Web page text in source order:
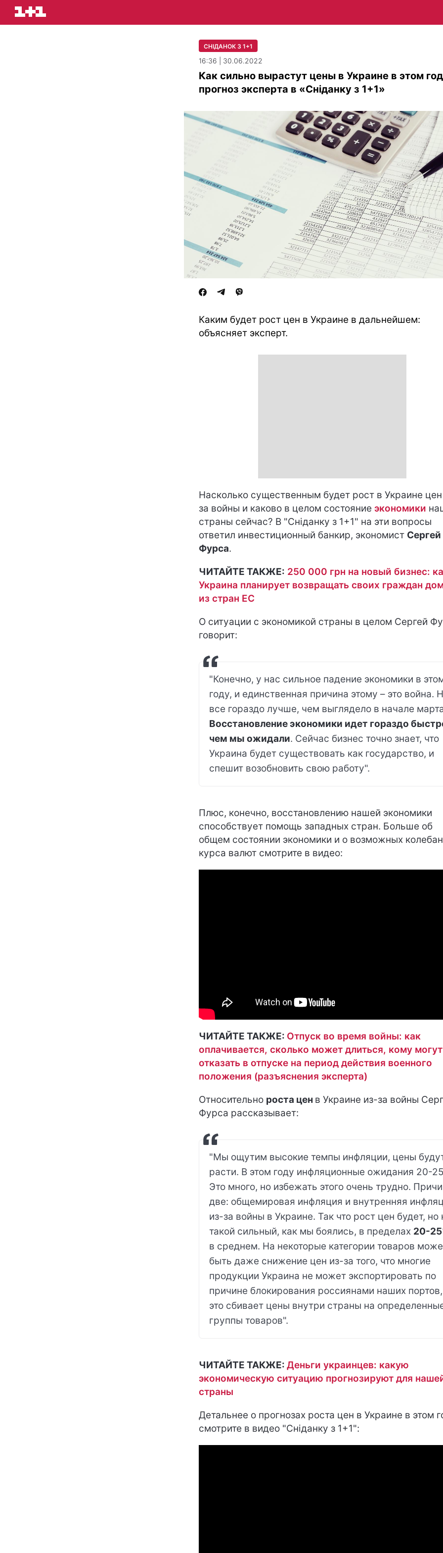
СНІДАНОК З 1+1
16:36 | 30.06.2022
Как сильно вырастут цены в Украине в этом
прогноз эксперта в «Сніданку з 1+1»
Каким будет рост цен в Украине в дальнейшем:
объясняет эксперт.
Насколько существенным будет рост в Украине
за войны и каково в целом состояние экономики
страны сейчас? В "Сніданку з 1+1" на эти вопросы
ответил инвестиционный банкир, экономист Сергей
Фурса.
ЧИТАЙТЕ ТАКЖЕ: 250 000 грн на новый бизнес:
Украина планирует возвращать своих граждан
из стран ЕС
О ситуации с экономикой страны в целом Сергей
говорит:
"Конечно, у нас сильное падение экономики в
году, и единственная причина этому – это война.
все гораздо лучше, чем выглядело в начале
Восстановление экономики идет гораздо
чем мы ожидали. Сейчас бизнес точно знает, что
Украина будет существовать как государство, и
спешит возобновить свою работу".
Плюс, конечно, восстановлению нашей экономики
способствует помощь западных стран. Больше об
общем состоянии экономики и о возможных
курса валют смотрите в видео:
ЧИТАЙТЕ ТАКЖЕ: Отпуск во время войны: как
оплачивается, сколько может длиться, кому могут
отказать в отпуске на период действия военного
положения (разъяснения эксперта)
Относительно роста цен в Украине из-за войны
Фурса рассказывает:
"Мы ощутим высокие темпы инфляции, цены
расти. В этом году инфляционные ожидания 20-
Это много, но избежать этого очень трудно.
две: общемировая инфляция и внутренняя
из-за войны в Украине. Так что рост цен будет, но
такой сильный, как мы боялись, в пределах 20-
в среднем. На некоторые категории товаров
быть даже снижение цен из-за того, что многие
продукции Украина не может экспортировать по
причине блокирования россиянами наших
это сбивает цены внутри страны на
группы товаров".
ЧИТАЙТЕ ТАКЖЕ: Деньги украинцев: какую
экономическую ситуацию прогнозируют для
страны
Детальнее о прогнозах роста цен в Украине в этом
смотрите в видео "Сніданку з 1+1":